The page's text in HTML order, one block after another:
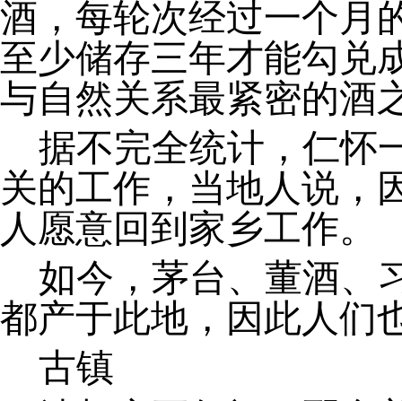
酒，每轮次经过一个月
至少储存三年才能勾兑
与自然关系最紧密的酒
据不完全统计，仁怀
关的工作，当地人说，
人愿意回到家乡工作。
如今，茅台、董酒、
都产于此地，因此人们
古镇